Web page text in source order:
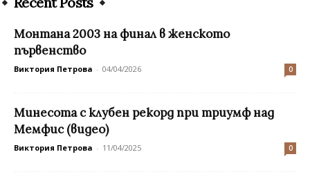
Монтана 2003 на финал в женското
първенство
Виктория Петрова - 04/04/2026 0
Минесота с клубен рекорд при триумф над
Мемфис (видео)
Виктория Петрова - 11/04/2025 0